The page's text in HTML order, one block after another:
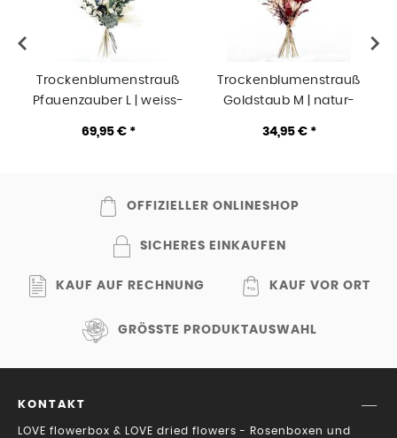
Trockenblumenstrauß
Pfauenzauber L | weiss-
69,95 € *
Trockenblumenstrauß
Goldstaub M | natur-
34,95 € *
OFFIZIELLER ONLINESHOP
SICHERES EINKAUFEN
KAUF AUF RECHNUNG KAUF VOR ORT
GRÖSSTE PRODUKTAUSWAHL
KONTAKT
LOVE flowerbox & LOVE dried flowers - Rosenboxen und